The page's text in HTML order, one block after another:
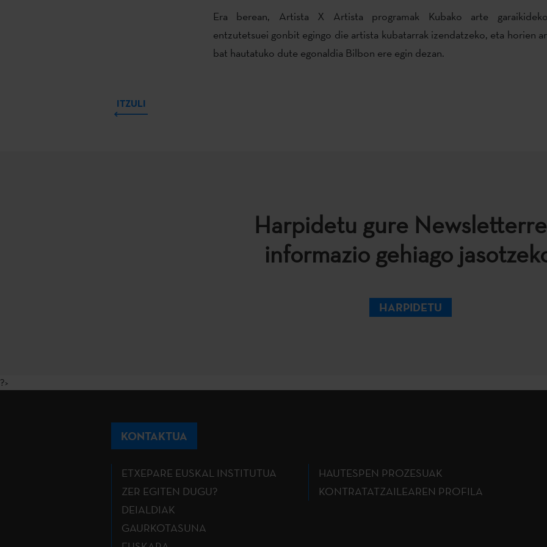
Era berean, Artista X Artista programak Kubako arte
entzutetsuei gonbit egingo die artista kubatarrak izendatzeko, eta horien
bat hautatuko dute egonaldia Bilbon ere egin dezan.
ITZULI
Harpidetu gure
informazio gehiago
HARPIDETU
?>
KONTAKTUA
ETXEPARE EUSKAL INSTITUTUA
ZER EGITEN DUGU?
DEIALDIAK
GAURKOTASUNA
HAUTESPEN PROZESUAK
KONTRATATZAILEAREN PROFILA